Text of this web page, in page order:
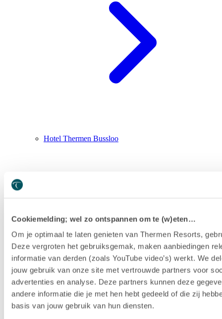
Cookiemelding; wel zo ontspannen om te (w)eten…
Om je optimaal te laten genieten van Thermen Resorts,
Deze vergroten het gebruiksgemak, maken aanbiedingen
informatie van derden (zoals YouTube video’s) werkt. We
jouw gebruik van onze site met vertrouwde partners voor
advertenties en analyse. Deze partners kunnen deze
andere informatie die je met hen hebt gedeeld of die zij
basis van jouw gebruik van hun diensten.
Hotel Thermen Bussloo